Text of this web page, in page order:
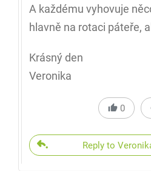
A každému vyhovuje
hlavně na rotaci páteře,
Krásný den
Veronika
0
Reply to